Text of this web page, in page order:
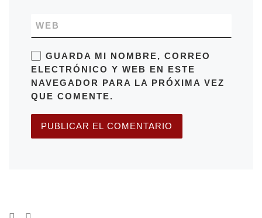
WEB
GUARDA MI NOMBRE, CORREO
ELECTRÓNICO Y WEB EN ESTE
NAVEGADOR PARA LA PRÓXIMA VEZ
QUE COMENTE.